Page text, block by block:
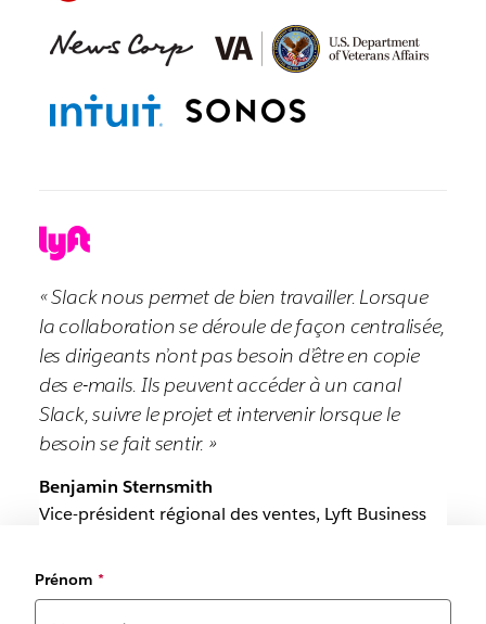
« Slack nous permet de bien travailler. Lorsque
la collaboration se déroule de façon centralisée,
les dirigeants n’ont pas besoin d’être en copie
des e-mails. Ils peuvent accéder à un canal
Slack, suivre le projet et intervenir lorsque le
besoin se fait sentir. »
Benjamin Sternsmith
Vice-président régional des ventes, Lyft Business
Prénom *